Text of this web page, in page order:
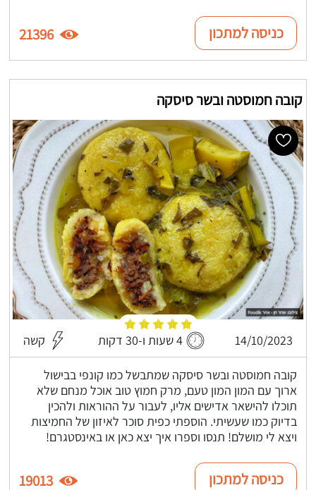
כניסה למתכון 21396
קובה חמוסטה ובשר סיסקה
14/10/2023 4 שעות ו-30 דקות קשה
קובה חמוסטה ובשר סיסקה שמתבשל כמו קונפי בבישול
ארוך עם המון המון טעם, מרק חמוץ טוב אוכל מנחם שלא
תוכלו להישאר אדישים אליו, לעבור על ההוראות ולהכין
בדיוק כמו שעשיתי. הוספתי כפית סוכר לאיזון של החמיצות
ויצא לי מושלם! תנסו וספרו איך יצא כאן או באינסטגרם!
כניסה למתכון 19013